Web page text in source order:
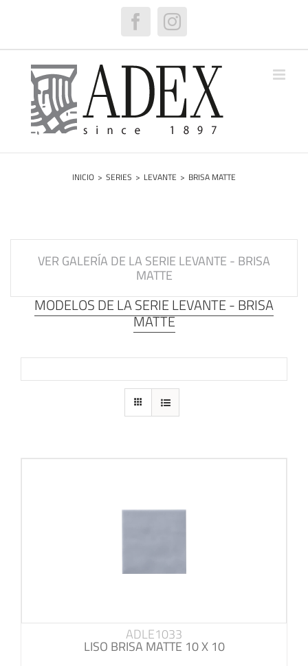
FacebookInstagram
INICIO > SERIES > LEVANTE > BRISA MATTE
VER GALERÍA DE LA SERIE LEVANTE - BRISA
MATTE
MODELOS DE LA SERIE LEVANTE - BRISA
MATTE
ADLE1033
LISO BRISA MATTE 10 X 10